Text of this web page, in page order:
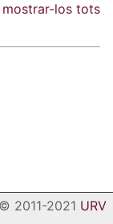
mostrar-los tots
© 2011-2021 URV